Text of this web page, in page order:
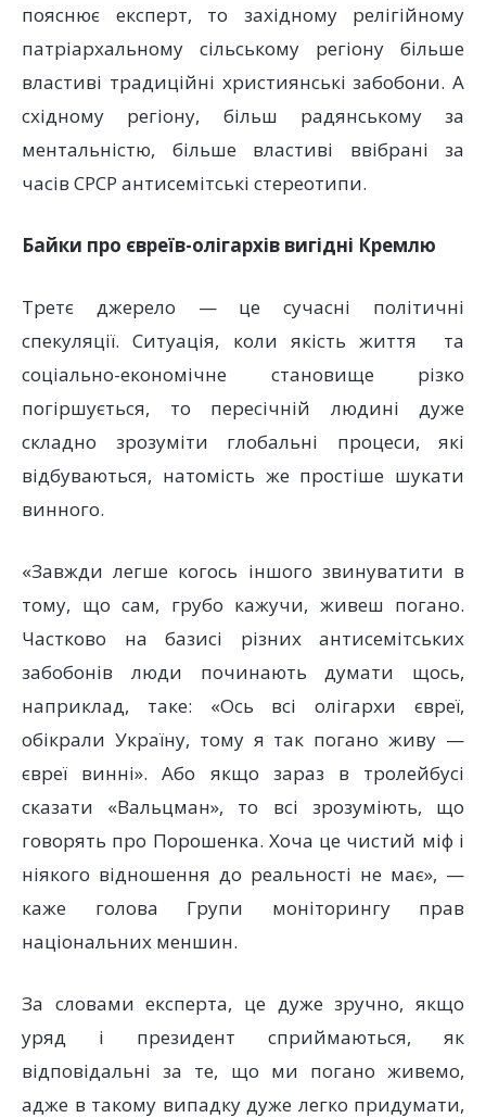
пояснює експерт, то західному релігійному
патріархальному сільському регіону більше
властиві традиційні християнські забобони. А
східному регіону, більш радянському за
ментальністю, більше властиві ввібрані за
часів СРСР антисемітські стереотипи.
Байки про євреїв-олігархів вигідні Кремлю
Третє джерело — це сучасні політичні
спекуляції. Ситуація, коли якість життя та
соціально-економічне становище різко
погіршується, то пересічній людині дуже
складно зрозуміти глобальні процеси, які
відбуваються, натомість же простіше шукати
винного.
«Завжди легше когось іншого звинуватити в
тому, що сам, грубо кажучи, живеш погано.
Частково на базисі різних антисемітських
забобонів люди починають думати щось,
наприклад, таке: «Ось всі олігархи євреї,
обікрали Україну, тому я так погано живу —
євреї винні». Або якщо зараз в тролейбусі
сказати «Вальцман», то всі зрозуміють, що
говорять про Порошенка. Хоча це чистий міф і
ніякого відношення до реальності не має», —
каже голова Групи моніторингу прав
національних меншин.
За словами експерта, це дуже зручно, якщо
уряд і президент сприймаються, як
відповідальні за те, що ми погано живемо,
адже в такому випадку дуже легко придумати,